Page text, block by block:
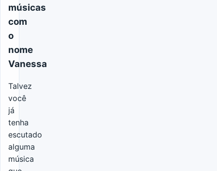
músicas
com
o
nome
Vanessa
Talvez
você
já
tenha
escutado
alguma
música